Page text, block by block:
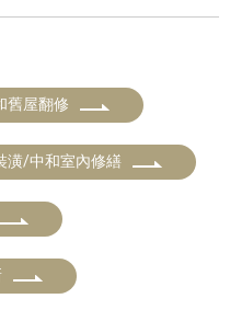
舊屋翻修
潢/中和室內修繕